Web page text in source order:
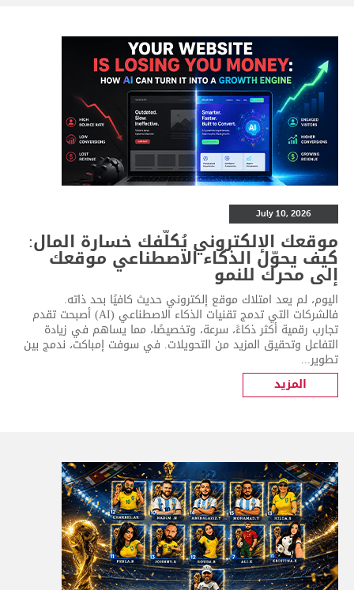
July 10, 2026
موقعك الإلكتروني يُكلّفك خسارة المال:
كيف يحوّل الذكاء الاصطناعي موقعك
إلى محرك للنمو
اليوم، لم يعد امتلاك موقع إلكتروني حديث كافيًا بحد ذاته.
فالشركات التي تدمج تقنيات الذكاء الاصطناعي (AI) أصبحت تقدم
تجارب رقمية أكثر ذكاءً، سرعة، وتخصيصًا، مما يساهم في زيادة
التفاعل وتحقيق المزيد من التحويلات. في سوفت إمباكت، ندمج بين
تطوير...
المزيد